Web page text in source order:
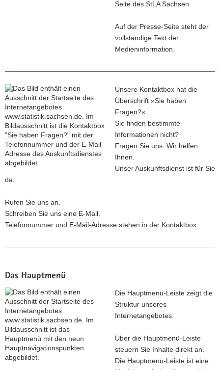
Seite des StLA Sachsen.
Auf der Presse-Seite steht der
vollständige Text der
Medieninformation.
Unsere Kontaktbox hat die
Überschrift »Sie haben
Fragen?«.
Sie finden bestimmte
Informationen nicht?
Fragen Sie uns. Wir helfen
Ihnen.
Unser Auskunftsdienst ist für Sie
da.
Rufen Sie uns an.
Schreiben Sie uns eine E-Mail.
Telefonnummer und E-Mail-Adresse stehen in der Kontaktbox.
Das Hauptmenü
Die Hauptmenü-Leiste zeigt die
Struktur unseres
Internetangebotes.
Über die Hauptmenü-Leiste
steuern Sie Inhalte direkt an.
Die Hauptmenü-Leiste ist eine